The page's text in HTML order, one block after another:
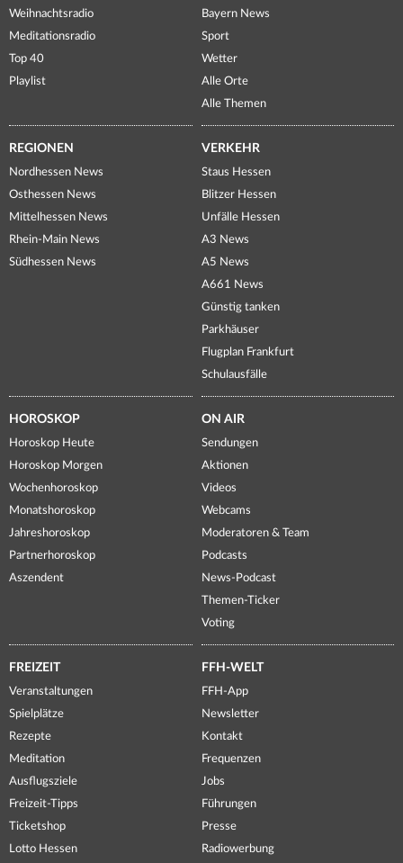
Weihnachtsradio
Meditationsradio
Top 40
Playlist
Bayern News
Sport
Wetter
Alle Orte
Alle Themen
REGIONEN
Nordhessen News
Osthessen News
Mittelhessen News
Rhein-Main News
Südhessen News
VERKEHR
Staus Hessen
Blitzer Hessen
Unfälle Hessen
A3 News
A5 News
A661 News
Günstig tanken
Parkhäuser
Flugplan Frankfurt
Schulausfälle
HOROSKOP
Horoskop Heute
Horoskop Morgen
Wochenhoroskop
Monatshoroskop
Jahreshoroskop
Partnerhoroskop
Aszendent
ON AIR
Sendungen
Aktionen
Videos
Webcams
Moderatoren & Team
Podcasts
News-Podcast
Themen-Ticker
Voting
FREIZEIT
Veranstaltungen
Spielplätze
Rezepte
Meditation
Ausflugsziele
Freizeit-Tipps
Ticketshop
Lotto Hessen
FFH-WELT
FFH-App
Newsletter
Kontakt
Frequenzen
Jobs
Führungen
Presse
Radiowerbung